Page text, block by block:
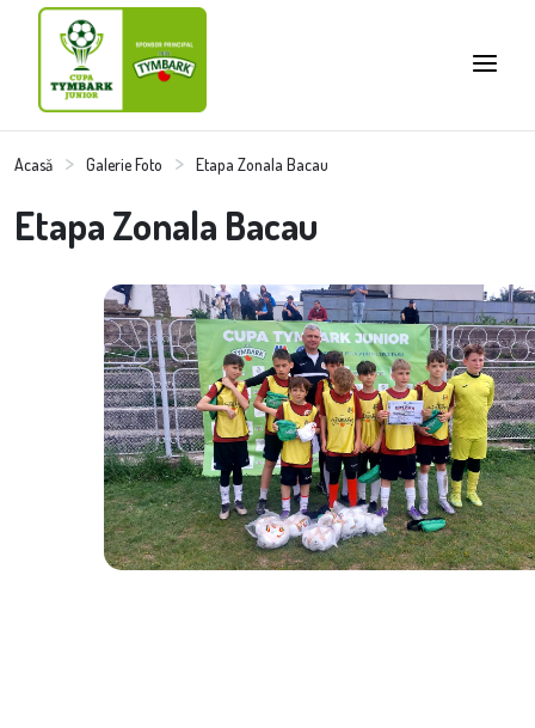
Acasă Galerie Foto Etapa Zonala Bacau
Etapa Zonala Bacau